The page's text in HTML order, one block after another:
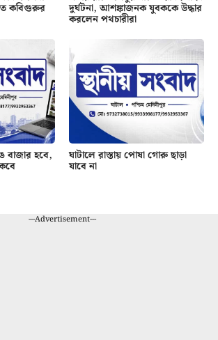
কবিগুরুর দুর্ঘটনা, আশঙ্কাজনক যুবককে উদ্ধার
করলেন পথচারীরা
বাজার হবে, ঘাটালে রাস্তায় পোষা গোরু ছাড়া
যাবে না
---Advertisement---